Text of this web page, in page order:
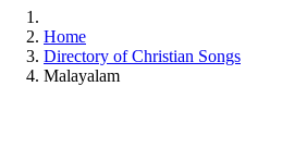
Home
Directory of Christian Songs
Malayalam